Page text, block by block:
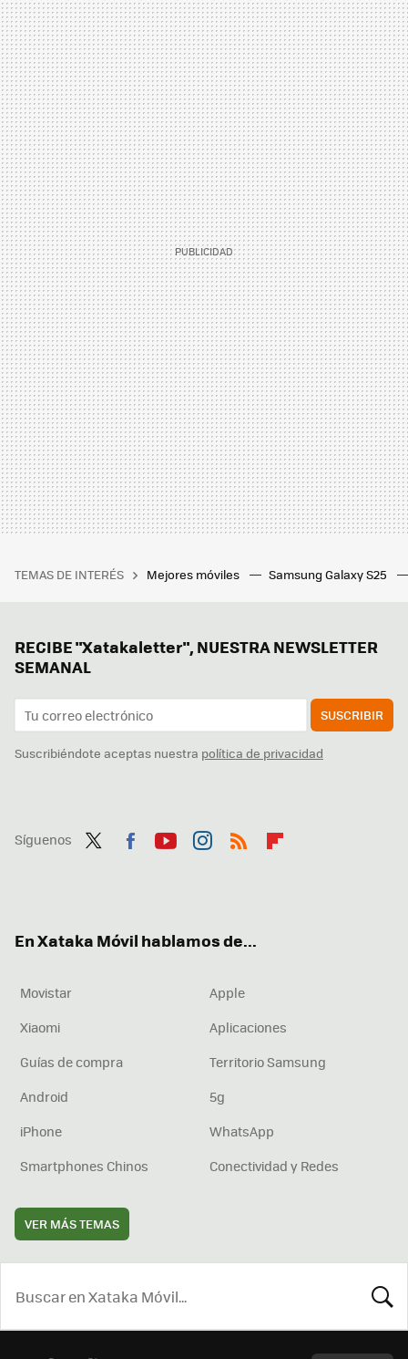
TEMAS DE INTERÉS Mejores móviles Samsung Galaxy S25
RECIBE "Xatakaletter", NUESTRA NEWSLETTER
SEMANAL
SUSCRIBIR
Suscribiéndote aceptas nuestra política de privacidad
Síguenos
En Xataka Móvil hablamos de...
Movistar
Apple
Xiaomi
Aplicaciones
Guías de compra
Territorio Samsung
Android
5g
iPhone
WhatsApp
Smartphones Chinos
Conectividad y Redes
VER MÁS TEMAS